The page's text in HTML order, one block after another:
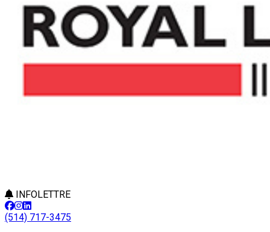
INFOLETTRE
(514) 717-3475